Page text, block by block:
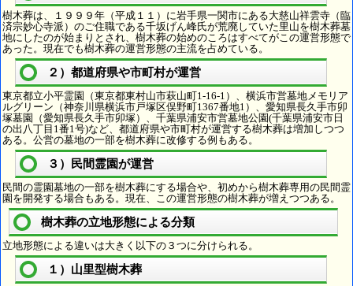
樹木葬は、１９９９年（平成１１）に岩手県一関市にある大慈山祥雲寺（臨
済宗妙心寺派）のご住職である千坂げん峰氏が荒廃していた里山を樹木葬墓
地にしたのが始まりとされ、樹木葬の始めのころはすべてがこの運営形態で
あった。現在でも樹木葬の運営形態の主流を占めている。
２）都道府県や市町村が運営
東京都立小平霊園（東京都東村山市萩山町1-16-1）、横浜市営墓地メモリア
ルグリーン（神奈川県横浜市戸塚区俣野町1367番地1）、愛知県長久手市卯
塚墓園（愛知県長久手市卯塚）、千葉県浦安市営墓地公園(千葉県浦安市日
の出八丁目1番1号)など、都道府県や市町村が運営する樹木葬は増加しつつ
ある。公営の墓地の一部を樹木葬に改修する例もある。
３）民間霊園が運営
民間の霊園墓地の一部を樹木葬にする場合や、初めから樹木葬専用の民間霊
園を開発する場合もある。現在、この運営形態の樹木葬が増えつつある。
樹木葬の立地形態による分類
立地形態による違いは大きく以下の３つに分けられる。
１）山里型樹木葬